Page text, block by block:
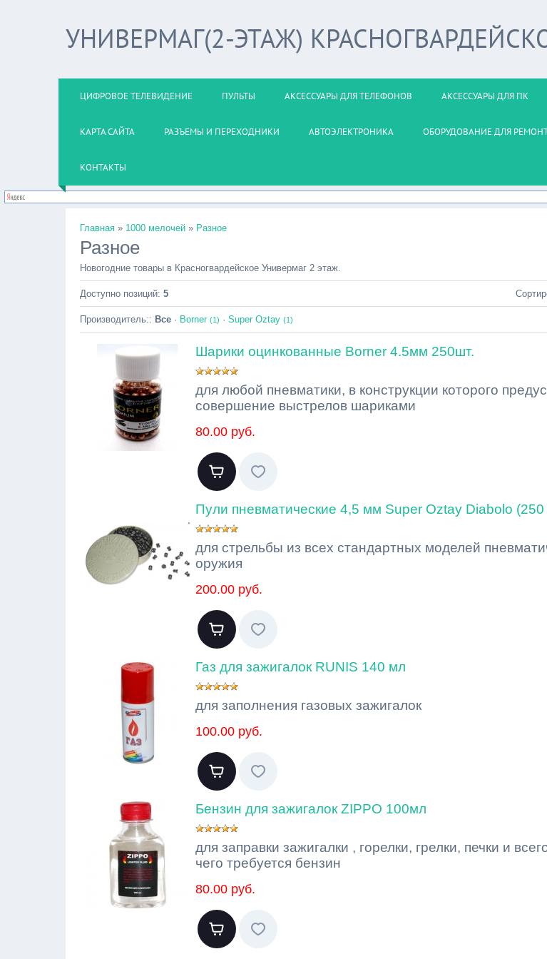
УНИВЕРМАГ(2-ЭТАЖ)
ЦИФРОВОЕ ТЕЛЕВИДЕНИЕ ПУЛЬТЫ АКСЕССУАРЫ ДЛЯ ТЕЛЕФОНОВ АКСЕССУАРЫ ДЛЯ ПК
КАРТА САЙТА РАЗЪЕМЫ И ПЕРЕХОДНИКИ АВТОЭЛЕКТРОНИКА ОБОРУДОВАНИЕ ДЛЯ
КОНТАКТЫ
Главная » 1000 мелочей » Разное
Разное
Новогодние товары в Красногвардейское Универмаг 2 этаж.
Доступно позиций: 5
Производитель:: Все · Borner (1) · Super Oztay (1)
Шарики оцинкованные Borner 4.5мм 250шт.
для любой пневматики, в конструкции которого
совершение выстрелов шариками
80.00 руб.
Пули пневматические 4,5 мм Super Oztay Diabolo (250
для стрельбы из всех стандартных моделей
оружия
200.00 руб.
Газ для зажигалок RUNIS 140 мл
для заполнения газовых зажигалок
100.00 руб.
Бензин для зажигалок ZIPPO 100мл
для заправки зажигалки , горелки, грелки, печки и
чего требуется бензин
80.00 руб.